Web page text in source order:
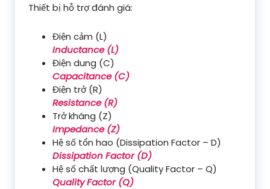
Thiết bị hỗ trợ đánh giá:
Điện cảm (L)
Inductance (L)
Điện dung (C)
Capacitance (C)
Điện trở (R)
Resistance (R)
Trở kháng (Z)
Impedance (Z)
Hệ số tổn hao (Dissipation Factor – D)
Dissipation Factor (D)
Hệ số chất lượng (Quality Factor – Q)
Quality Factor (Q)